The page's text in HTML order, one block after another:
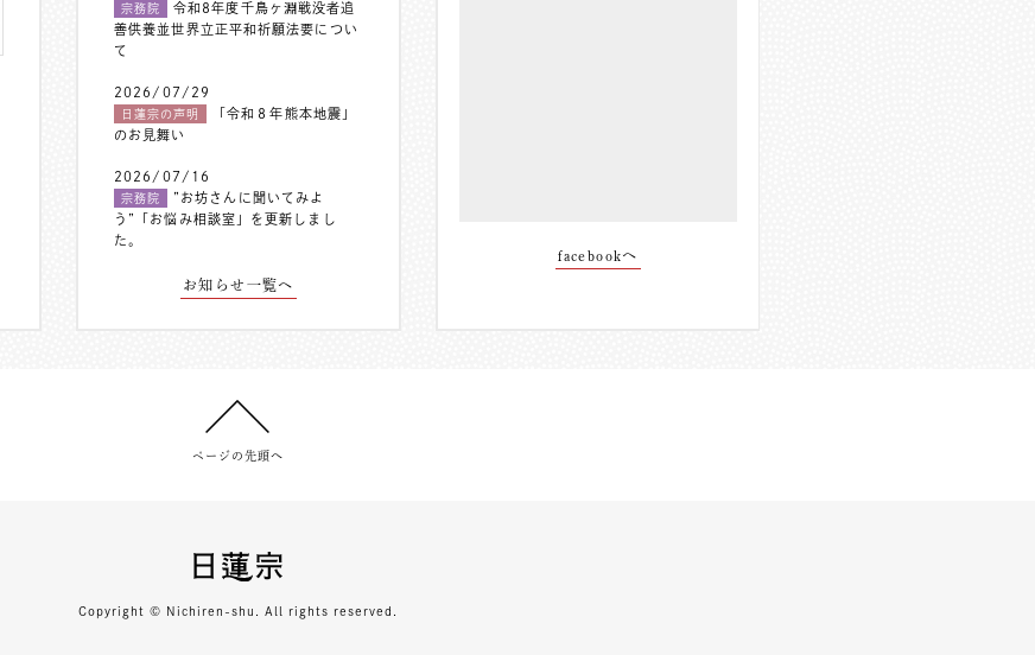
宗務院
令和8年度千鳥ヶ淵戦没者追
善供養並世界立正平和祈願法要につい
て
2026/07/29
日蓮宗の声明
「令和８年熊本地震」
のお見舞い
2026/07/16
宗務院
”お坊さんに聞いてみよ
う”「お悩み相談室」を更新しまし
た。
お知らせ一覧へ
facebookへ
ページの先頭へ
Copyright © Nichiren-shu. All rights reserved.